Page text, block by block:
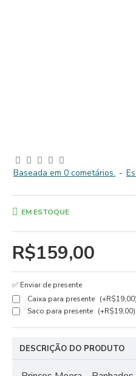
Baseada em 0 cometários. -
R$159,00
EM ESTOQUE
✅ Enviar de presente
Caixa para presente (+R$19,00)
Saco para presente (+R$19,00)
DESCRIÇÃO DO PRODUTO